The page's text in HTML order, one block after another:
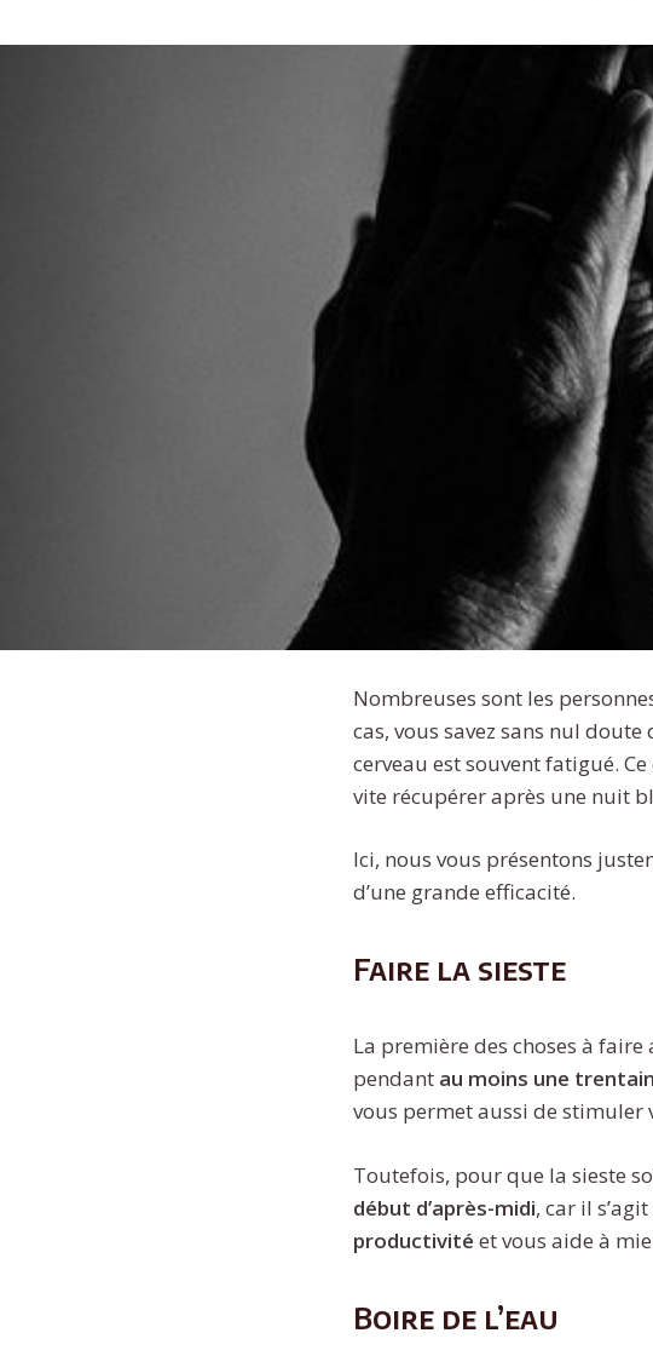
Nombreuses sont les
cas, vous savez sans nul
cerveau est souvent fatigué.
vite récupérer après une nuit
Ici, nous vous présentons
d’une grande efficacité.
Faire la sieste
La première des choses à faire
pendant au moins une
vous permet aussi de stimuler
Toutefois, pour que la sieste
début d’après-midi, car il
productivité et vous aide à
Boire de l’eau